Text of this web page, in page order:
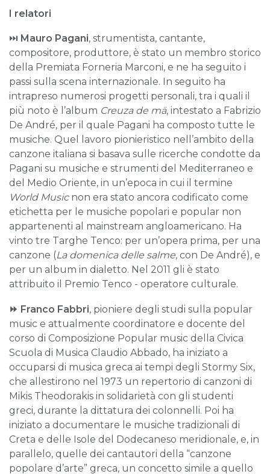
I relatori
⏭ Mauro Pagani, strumentista, cantante,
compositore, produttore, è stato un membro storico
della Premiata Forneria Marconi, e ne ha seguito i
passi sulla scena internazionale. In seguito ha
intrapreso numerosi progetti personali, tra i quali il
più noto è l’album Creuza de mä, intestato a Fabrizio
De André, per il quale Pagani ha composto tutte le
musiche. Quel lavoro pionieristico nell’ambito della
canzone italiana si basava sulle ricerche condotte da
Pagani su musiche e strumenti del Mediterraneo e
del Medio Oriente, in un’epoca in cui il termine
World Musicnon era stato ancora codificato come
etichetta per le musiche popolari e popular non
appartenenti al mainstream angloamericano. Ha
vinto tre Targhe Tenco: per un’opera prima, per una
canzone (La domenica delle salme, con De André), e
per un album in dialetto. Nel 2011 gli è stato
attribuito il Premio Tenco - operatore culturale.
⏩ Franco Fabbri, pioniere degli studi sulla popular
music e attualmente coordinatore e docente del
corso di Composizione Popular music della Civica
Scuola di Musica Claudio Abbado, ha iniziato a
occuparsi di musica greca ai tempi degli Stormy Six,
che allestirono nel 1973 un repertorio di canzoni di
Mikis Theodorakis in solidarietà con gli studenti
greci, durante la dittatura dei colonnelli. Poi ha
iniziato a documentare le musiche tradizionali di
Creta e delle Isole del Dodecaneso meridionale, e, in
parallelo, quelle dei cantautori della “canzone
popolare d’arte” greca, un concetto simile a quello